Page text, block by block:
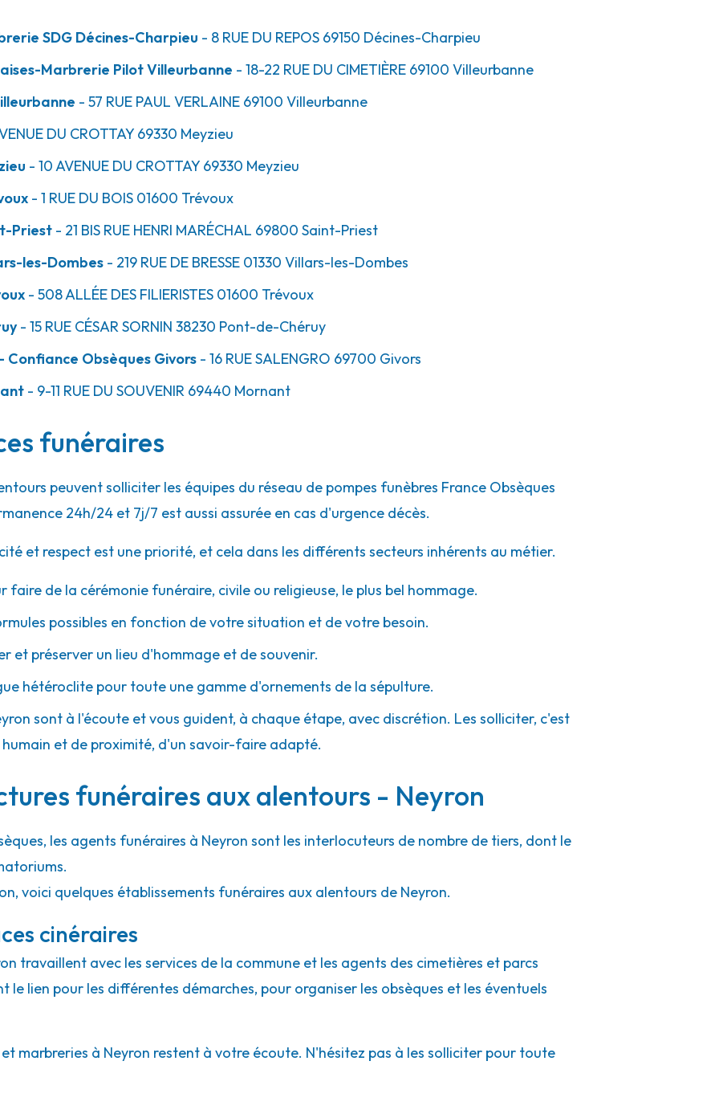
18.3km
18.6km
21.0km
SDG Décines-Charpieu - 8 RUE DU REPOS 69150 Décines-Charpieu
Marbrerie Pilot Villeurbanne - 18-22 RUE DU CIMETIÈRE 69100 Villeurbanne
- 57 RUE PAUL VERLAINE 69100 Villeurbanne
DU CROTTAY 69330 Meyzieu
- 10 AVENUE DU CROTTAY 69330 Meyzieu
- 1 RUE DU BOIS 01600 Trévoux
Priest - 21 BIS RUE HENRI MARÉCHAL 69800 Saint-Priest
les-Dombes - 219 RUE DE BRESSE 01330 Villars-les-Dombes
- 508 ALLÉE DES FILIERISTES 01600 Trévoux
- 15 RUE CÉSAR SORNIN 38230 Pont-de-Chéruy
Confiance Obsèques Givors - 16 RUE SALENGRO 69700 Givors
- 9-11 RUE DU SOUVENIR 69440 Mornant
funéraires
peuvent solliciter les équipes du réseau de pompes funèbres France Obsèques
24h/24 et 7j/7 est aussi assurée en cas d'urgence décès.
et respect est une priorité, et cela dans les différents secteurs inhérents au métier.
faire de la cérémonie funéraire, civile ou religieuse, le plus bel hommage.
possibles en fonction de votre situation et de votre besoin.
et préserver un lieu d'hommage et de souvenir.
hétéroclite pour toute une gamme d'ornements de la sépulture.
sont à l'écoute et vous guident, à chaque étape, avec discrétion. Les solliciter, c'est
et de proximité, d'un savoir-faire adapté.
funéraires aux alentours - Neyron
les agents funéraires à Neyron sont les interlocuteurs de nombre de tiers, dont le
voici quelques établissements funéraires aux alentours de Neyron.
cinéraires
travaillent avec les services de la commune et les agents des cimetières et parcs
le lien pour les différentes démarches, pour organiser les obsèques et les éventuels
marbreries à Neyron restent à votre écoute. N'hésitez pas à les solliciter pour toute